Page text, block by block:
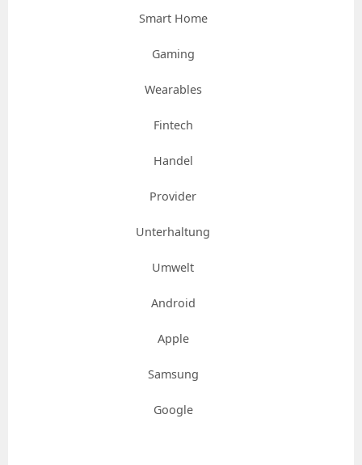
Smart Home
Gaming
Wearables
Fintech
Handel
Provider
Unterhaltung
Umwelt
Android
Apple
Samsung
Google